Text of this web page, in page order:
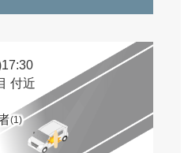
付近
(1)